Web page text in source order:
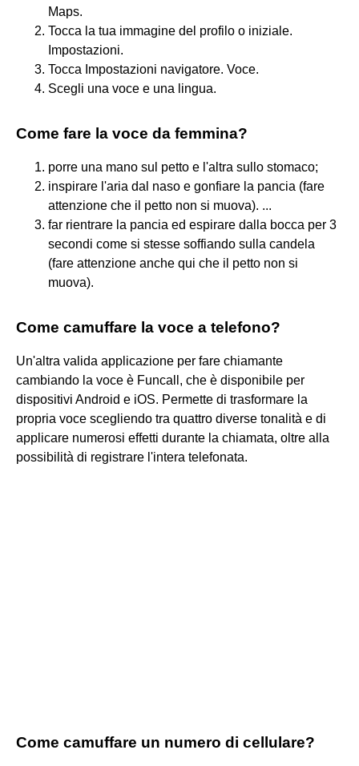
Maps.
Tocca la tua immagine del profilo o iniziale.
Impostazioni.
Tocca Impostazioni navigatore. Voce.
Scegli una voce e una lingua.
Come fare la voce da femmina?
porre una mano sul petto e l'altra sullo stomaco;
inspirare l'aria dal naso e gonfiare la pancia (fare
attenzione che il petto non si muova). ...
far rientrare la pancia ed espirare dalla bocca per 3
secondi come si stesse soffiando sulla candela
(fare attenzione anche qui che il petto non si
muova).
Come camuffare la voce a telefono?
Un'altra valida applicazione per fare chiamante
cambiando la voce è Funcall, che è disponibile per
dispositivi Android e iOS. Permette di trasformare la
propria voce scegliendo tra quattro diverse tonalità e di
applicare numerosi effetti durante la chiamata, oltre alla
possibilità di registrare l'intera telefonata.
Come camuffare un numero di cellulare?